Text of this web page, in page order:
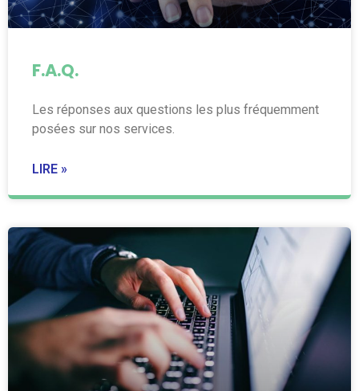
F.A.Q.
Les réponses aux questions les plus fréquemment
posées sur nos services.
LIRE »